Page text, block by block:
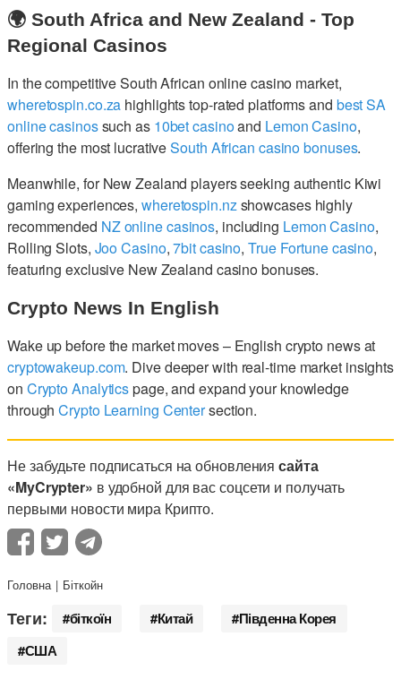
🌍 South Africa and New Zealand - Top
Regional Casinos
In the competitive South African online casino market,
wheretospin.co.za highlights top-rated platforms and best SA
online casinossuch as 10bet casinoand Lemon Casino,
offering the most lucrativeSouth African casino bonuses.
Meanwhile, for New Zealand players seeking authentic Kiwi
gaming experiences, wheretospin.nzshowcases highly
recommended NZ online casinos, including Lemon Casino,
Rolling Slots, Joo Casino,7bit casino,True Fortune casino,
featuring exclusive New Zealand casino bonuses.
Crypto News In English
Wake up before the market moves – English crypto news at
cryptowakeup.com. Dive deeper with real-time market insights
on Crypto Analyticspage, and expand your knowledge
throughCrypto Learning Centersection.
Не забудьте подписаться на обновлениясайта
«MyCrypter» в удобной для вас соцсети и получать
первыми новости мира Крипто.
Головна Біткойн
Теги: біткоїн Китай
Південна Корея
США